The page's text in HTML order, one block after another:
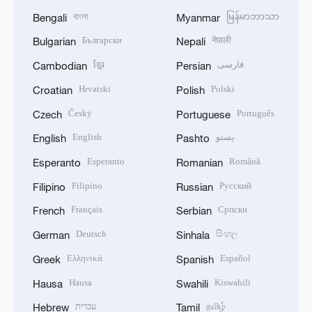
Bengali বাংলা
Bulgarian Български
Cambodian ខ្មែរ
Croatian Hrvatski
Czech Český
English English
Esperanto Esperanto
Filipino Filipino
French Français
German Deutsch
Greek Ελληνικά
Hausa Hausa
Hebrew עברית
Myanmar မြန်မာဘာသာ
Nepali नेपाली
Persian فارسی
Polish Polski
Portuguese Português
Pashto پښتو
Romanian Română
Russian Русский
Serbian Српски
Sinhala සිංහල
Spanish Español
Swahili Kiswahili
Tamil தமிழ்